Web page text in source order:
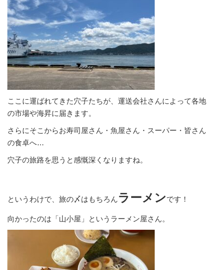
ここに運ばれてきた穴子たちが、運送会社さんによって各地
の市場や海昇に届きます。
さらにそこからお寿司屋さん・魚屋さん・スーパー・皆さん
の食卓へ…
穴子の旅路を思うと感慨深くなりますね。
というわけで、旅の〆はもちろんラーメンです！
向かったのは「山小屋」というラーメン屋さん。